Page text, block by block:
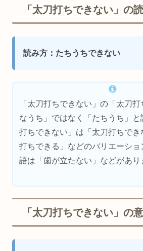
「太刀打ちできない」の
読み方：たちうちできない
「太刀打ちできない」の「太刀
なうち」ではなく「たちうち」と
打ちできない」は「太刀打ちでき
打ちできる」などのバリエーシ
語は「歯が立たない」などがあり
「太刀打ちできない」の